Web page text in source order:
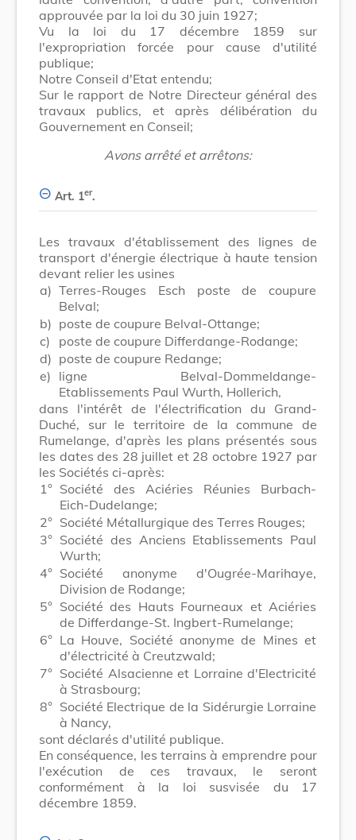
approuvée par la loi du 30 juin 1927;
Vu la loi du 17 décembre 1859 sur
l'expropriation forcée pour cause d'utilité
publique;
Notre Conseil d'Etat entendu;
Sur le rapport de Notre Directeur général des
travaux publics, et après délibération du
Gouvernement en Conseil;
Avons arrêté et arrêtons:
Art. 1er.
Les travaux d'établissement des lignes de
transport d'énergie électrique à haute tension
devant relier les usines
a) Terres-Rouges Esch poste de coupure
Belval;
b) poste de coupure Belval-Ottange;
c)
poste de coupure Differdange-Rodange;
d) poste de coupure Redange;
e) ligne Belval-Dommeldange-
Etablissements Paul Wurth, Hollerich,
dans l'intérêt de l'électrification du Grand-
Duché, sur le territoire de la commune de
Rumelange, d'après les plans présentés sous
les dates des 28 juillet et 28 octobre 1927 par
les Sociétés ci-après:
1° Société des Aciéries Réunies Burbach-
Eich-Dudelange;
2° Société Métallurgique des Terres Rouges;
3° Société des Anciens Etablissements Paul
Wurth;
4° Société anonyme d'Ougrée-Marihaye,
Division de Rodange;
5° Société des Hauts Fourneaux et Aciéries
de Differdange-St. Ingbert-Rumelange;
6° La Houve, Société anonyme de Mines et
d'électricité à Creutzwald;
7° Société Alsacienne et Lorraine d'Electricité
à Strasbourg;
8° Société Electrique de la Sidérurgie Lorraine
à Nancy,
sont déclarés d'utilité publique.
En conséquence, les terrains à emprendre pour
l'exécution de ces travaux, le seront
conformément à la loi susvisée du 17
décembre 1859.